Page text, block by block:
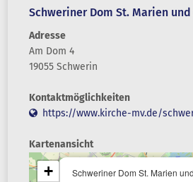
Schweriner Dom St. Marien und
Adresse
Am Dom 4
19055 Schwerin
Kontaktmöglichkeiten
https://www.kirche-mv.de/
Kartenansicht
Schweriner Dom St. Marien
+